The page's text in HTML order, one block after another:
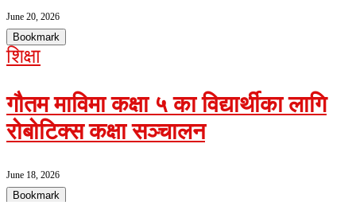
June 20, 2026
Bookmark
शिक्षा
गौतम माविमा कक्षा ५ का विद्यार्थीका लागि
रोबोटिक्स कक्षा सञ्चालन
June 18, 2026
Bookmark